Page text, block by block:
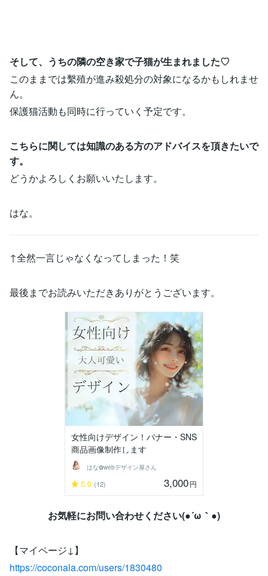
そして、うちの隣の空き家で子猫が生まれました♡
このままでは繫殖が進み殺処分の対象になるかもしれませ
ん。
保護猫活動も同時に行っていく予定です。
こちらに関しては知識のある方のアドバイスを頂きたいで
す。
どうかよろしくお願いいたします。
はな。
↑全然一言じゃなくなってしまった！笑
最後までお読みいただきありがとうございます。
女性向けデザイン！バナー・SNS
商品画像制作します
はな✿webデザイン屋さん
5.0 (12) 3,000円
お気軽にお問い合わせください(●´ω｀●)
【マイページ↓】
https://coconala.com/users/1830480